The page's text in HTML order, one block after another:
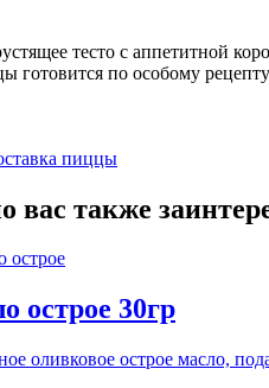
тесто с аппетитной
готовится по особому рецепту
пиццы
вас также
острое 30гр
оливковое острое масло,